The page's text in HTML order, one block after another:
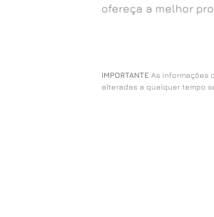
ofereça a melhor
IMPORTANTE As informações
alteradas a qualquer tempo